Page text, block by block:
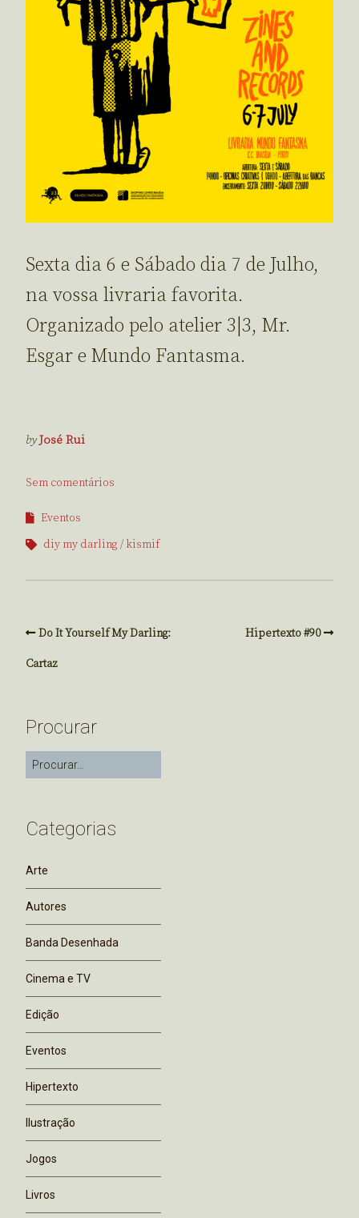
Sexta dia 6 e Sábado dia 7 de Julho,
na vossa livraria favorita.
Organizado pelo atelier 3|3, Mr.
Esgar e Mundo Fantasma.
byJosé Rui
Sem comentários
Eventos
diy my darling
kismif
Do It Yourself My Darling:
Cartaz
Hipertexto #90
Procurar
Categorias
Arte
Autores
Banda Desenhada
Cinema e TV
Edição
Eventos
Hipertexto
Ilustração
Jogos
Livros